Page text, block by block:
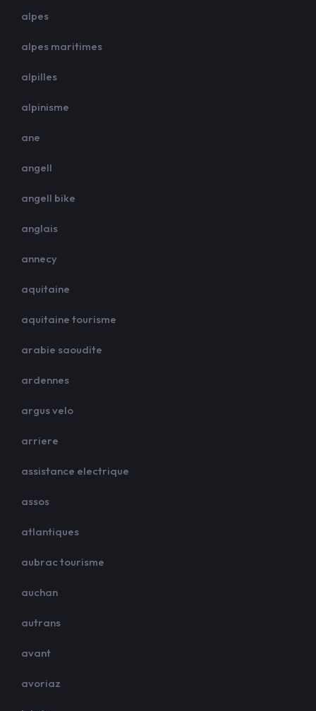
alpes
alpes maritimes
alpilles
alpinisme
ane
angell
angell bike
anglais
annecy
aquitaine
aquitaine tourisme
arabie saoudite
ardennes
argus velo
arriere
assistance electrique
assos
atlantiques
aubrac tourisme
auchan
autrans
avant
avoriaz